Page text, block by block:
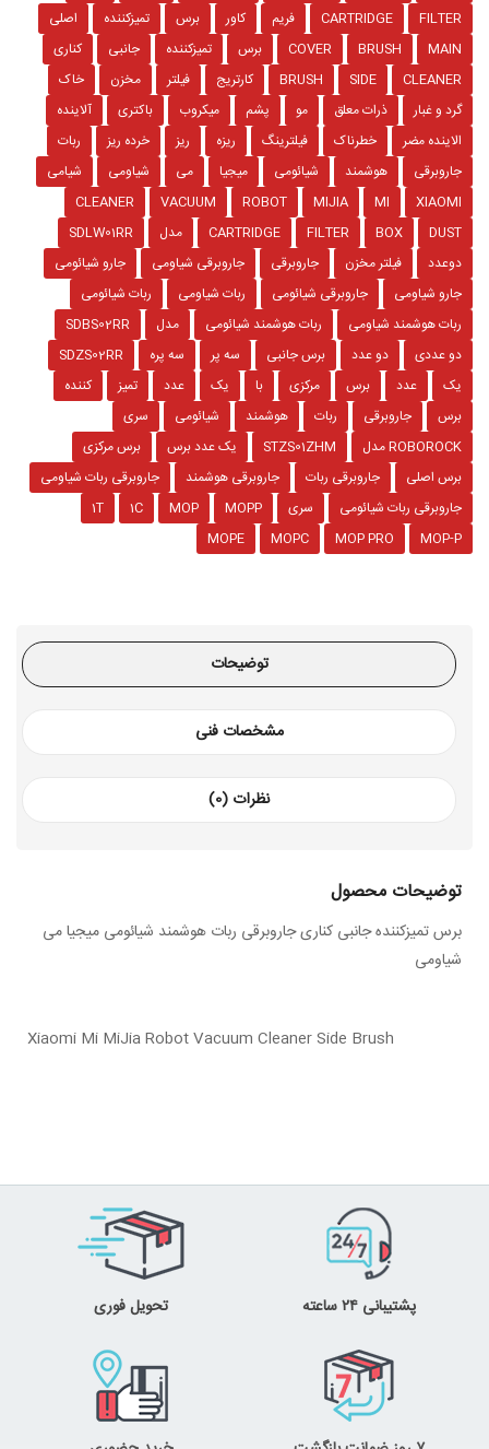
FILTER
CARTRIDGE فریم کاور برس تمیزکننده
اصلی
MAIN
BRUSH
COVER برس تمیزکننده جانبی
کناری
CLEANER
SIDE
BRUSH کارتریج فیلتر مخزن
خاک
گرد و غبار
ذرات معلق مو پشم میکروب باکتری
آلاینده
الاینده مضر
خطرناک فیلترینگ ریزه ریز خرده ریز
ربات
جاروبرقی
هوشمند شیائومی میجیا می شیاومی
شیامی
XIAOMI
MI
MIJIA
ROBOT
VACUUM
CLEANER
DUST
BOX
FILTER
CARTRIDGE مدل
SDLW01RR
دوعدد
فیلتر مخزن جاروبرقی جاروبرقی شیاومی
جارو شیائومی
جارو شیاومی
جاروبرقی شیائومی ربات شیاومی
ربات شیائومی
ربات هوشمند شیاومی
ربات هوشمند شیائومی مدل
SDBS02RR
دو عددی
دو عدد برس جانبی سه پر سه پره
SDZS02RR
یک
عدد برس مرکزی با یک عدد تمیز
کننده
برس
جاروبرقی ربات هوشمند شیائومی
سری
ROBOROCK مدل
STZS01ZHM یک عدد برس
برس مرکزی
برس اصلی
جاروبرقی ربات جاروبرقی هوشمند
جاروبرقی ربات شیاومی
جاروبرقی ربات شیائومی
سری MOPP
MOP
1C
1T
MOP-P
MOP PRO
MOPC
MOPE
توضیحات
مشخصات فنی
نظرات (0)
توضیحات محصول
برس تمیزکننده جانبی کناری جاروبرقی ربات هوشمند شیائومی میجیا می
شیاومی
تحویل فوری پشتیبانی ۲۴ ساعته